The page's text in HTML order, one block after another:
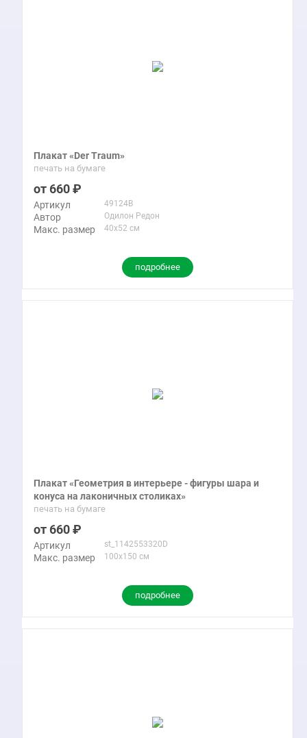
Плакат «Der Traum»
печать на бумаге
660
Артикул 49124B
Автор Одилон Редон
Макс. размер 40x52 см
подробнее
Плакат «Геометрия в интерьере - фигуры шара и
конуса на лаконичных столиках»
печать на бумаге
660
Артикул st_1142553320D
Макс. размер 100x150 см
подробнее